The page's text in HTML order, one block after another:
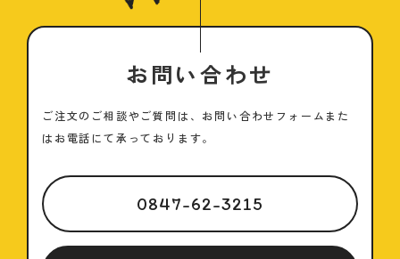
お問い合わせ
ご注文のご相談やご質問は、お問い合わせフォームまた
はお電話にて承っております。
0847-62-3215